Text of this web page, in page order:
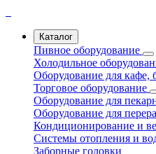
Каталог
Пивное оборудование
Холодильное
Оборудование для кафе,
Торговое оборудование
Оборудование для
Оборудование для
Кондиционирование и
Системы отопления и
Заборные головки